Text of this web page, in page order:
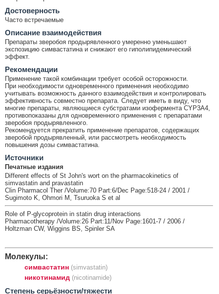
Достоверность
Часто встречаемые
Описание взаимодействия
Препараты зверобоя продырявленного умеренно уменьшают
экспозицию симвастатина и снижают его гиполипидемический
эффект.
Рекомендации
Применение такой комбинации требует особой осторожности.
При необходимости одновременного применения необходимо
учитывать возможность данного взаимодействия и контролировать
эффективность совместно препарата. Следует иметь в виду, что
многие препараты, являющиеся субстратами изофермента CYP3A4,
противопоказаны для одновременного применения с препаратами
зверобоя продырявленного.
Рекомендуется прекратить применение препаратов, содержащих
зверобой продырявленный, или рассмотреть необходимость
повышения дозы симвастатина.
Источники
Печатные издания
Different effects of St John's wort on the pharmacokinetics of
simvastatin and pravastatin
Clin Pharmacol Ther /Volume:70 Part:6/Dec Page:518-24 / 2001 /
Sugimoto K, Ohmori M, Tsuruoka S et al
Role of P-glycoprotein in statin drug interactions
Pharmacotherapy /Volume:26 Part:11/Nov Page:1601-7 / 2006 /
Holtzman CW, Wiggins BS, Spinler SA
Молекулы:
симвастатин (simvastatin)
никотинамид (nicotinamide)
Cтепень серьёзности/тяжести